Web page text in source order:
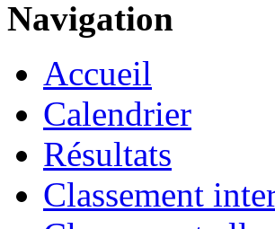
Navigation
Accueil
Calendrier
Résultats
Classement